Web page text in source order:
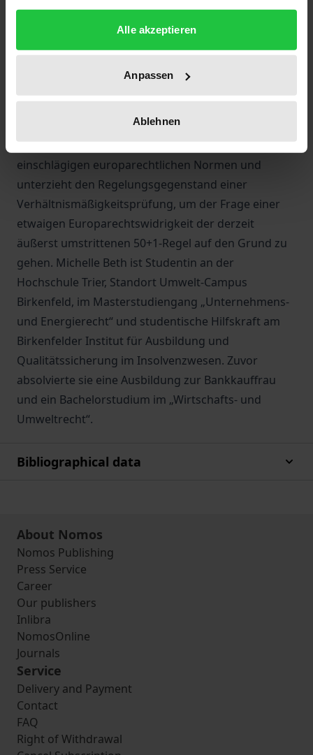
gesammelt haben.
Alle akzeptieren
Anpassen
Ablehnen
nachhaltig fördern.
Nun steht die 50+1-Regel mehr denn je auf dem
auf die europäischen Grundfreiheiten und den
unionsrechtlichen Kartellverbotstatbestand
verweisen. Dieses Buch untersucht die
einschlägigen europarechtlichen Normen und
unterzieht den Regelungsgegenstand einer
Verhältnismäßigkeitsprüfung, um der Frage einer
etwaigen Europarechtswidrigkeit der derzeit
äußerst umstrittenen 50+1-Regel auf den Grund zu
gehen. Michelle Beth ist Studentin an der
Hochschule Trier, Standort Umwelt-Campus
Birkenfeld, im Masterstudiengang „Unternehmens-
und Energierecht“ und studentische Hilfskraft am
Birkenfelder Institut für Ausbildung und
Qualitätssicherung im Insolvenzwesen. Zuvor
absolvierte sie eine Ausbildung zur Bankkauffrau
und ein Bachelorstudium im „Wirtschafts- und
Umweltrecht“.
Bibliographical data
About Nomos
Nomos Publishing
Press Service
Career
Our publishers
Inlibra
NomosOnline
Journals
Service
Delivery and Payment
Contact
FAQ
Right of Withdrawal